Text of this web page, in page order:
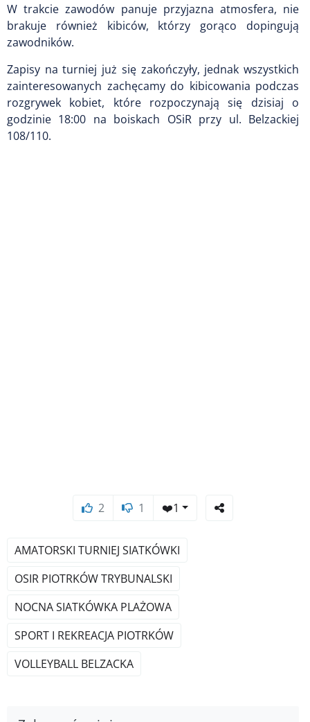
W trakcie zawodów panuje przyjazna atmosfera, nie
brakuje również kibiców, którzy gorąco dopingują
zawodników.
Zapisy na turniej już się zakończyły, jednak wszystkich
zainteresowanych zachęcamy do kibicowania podczas
rozgrywek kobiet, które rozpoczynają się dzisiaj o
godzinie 18:00 na boiskach OSiR przy ul. Belzackiej
108/110.
2 1 ❤️1
AMATORSKI TURNIEJ SIATKÓWKI
OSIR PIOTRKÓW TRYBUNALSKI
NOCNA SIATKÓWKA PLAŻOWA
SPORT I REKREACJA PIOTRKÓW
VOLLEYBALL BELZACKA